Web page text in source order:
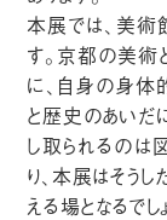
本展では、美術
す。京都の美術
に、自身の身体
と歴史のあいだ
し取られるのは
り、本展はそう
える場となるでし